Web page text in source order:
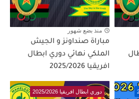
منذ بضع شهور
مباراة صنداونز و الجيش
الملكي نهائي دوري ابطال
افريقيا 2025/2026
دوري ابطال افريقيا 2025/2026